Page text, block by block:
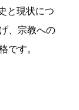
と現状につ
、宗教への
です。